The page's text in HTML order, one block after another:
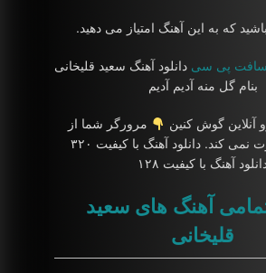
که به این آهنگ امتیاز می دهید.
سافت پی سی دانلود آهنگ سعید قلیخانی
بنام گل منه آدیم آدیم
آنلاین گوش کنین
مرورگر شما از
Player ساپورت نمی کند. دانلود آهنگ با کیفیت ۳۲۰
آهنگ با کیفیت ۱۲۸
تمامی آهنگ های سعید
قلیخانی